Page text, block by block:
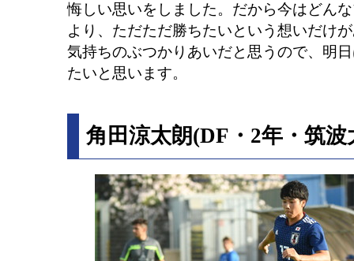
悔しい思いをしました。だから今はどん
より、ただただ勝ちたいという想いだけ
気持ちのぶつかりあいだと思うので、明
たいと思います。
角田涼太朗(DF・2年・筑波